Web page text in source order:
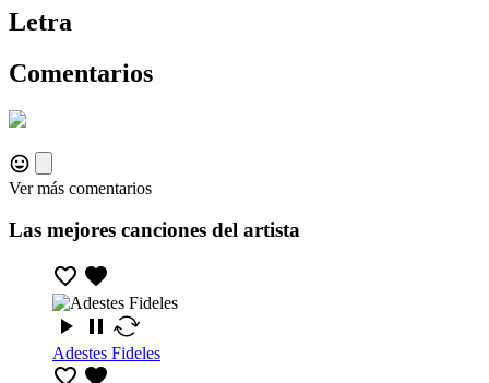
Letra
Comentarios
Ver más comentarios
Las mejores canciones del artista
Adestes Fideles